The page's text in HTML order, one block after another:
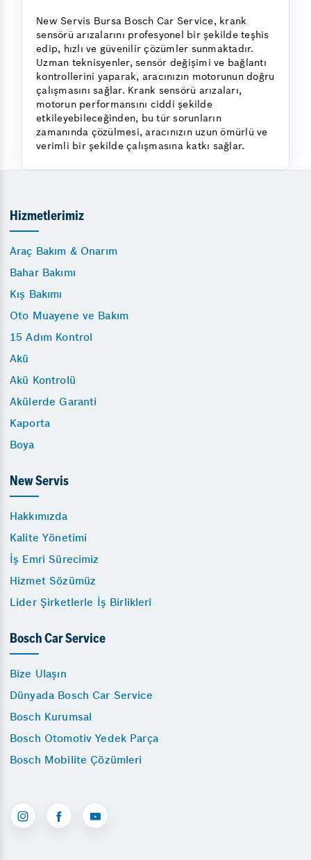
New Servis Bursa Bosch Car Service, krank
sensörü arızalarını profesyonel bir şekilde teşhis
edip, hızlı ve güvenilir çözümler sunmaktadır.
Uzman teknisyenler, sensör değişimi ve bağlantı
kontrollerini yaparak, aracınızın motorunun doğru
çalışmasını sağlar. Krank sensörü arızaları,
motorun performansını ciddi şekilde
etkileyebileceğinden, bu tür sorunların
zamanında çözülmesi, aracınızın uzun ömürlü ve
verimli bir şekilde çalışmasına katkı sağlar.
Hizmetlerimiz
Araç Bakım & Onarım
Bahar Bakımı
Kış Bakımı
Oto Muayene ve Bakım
15 Adım Kontrol
Akü
Akü Kontrolü
Akülerde Garanti
Kaporta
Boya
New Servis
Hakkımızda
Kalite Yönetimi
İş Emri Sürecimiz
Hizmet Sözümüz
Lider Şirketlerle İş Birlikleri
Bosch Car Service
Bize Ulaşın
Dünyada Bosch Car Service
Bosch Kurumsal
Bosch Otomotiv Yedek Parça
Bosch Mobilite Çözümleri